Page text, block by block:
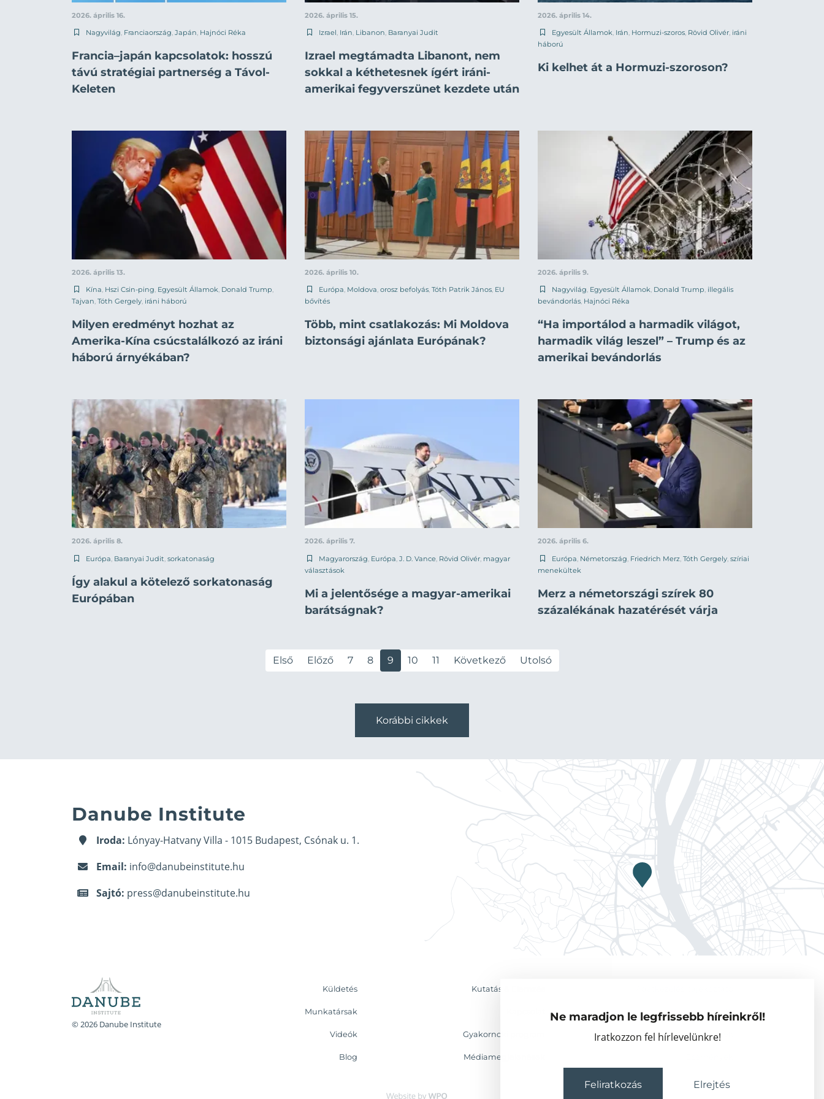
Ne maradjon le legfrissebb híreinkről!
Iratkozzon fel hírlevelünkre!
Feliratkozás Elrejtés
2026. április 16.
Nagyvilág Franciaország Japán Hajnóci Réka
Francia–japán kapcsolatok: hosszú
távú stratégiai partnerség a Távol-
Keleten
2026. április 15.
Izrael Irán Libanon Baranyai Judit
Izrael megtámadta Libanont, nem
sokkal a kéthetesnek ígért iráni-
amerikai fegyverszünet kezdete után
2026. április 14.
Egyesült Államok Irán Hormuzi-szoros Rövid Olivér iráni
háború
Ki kelhet át a Hormuzi-szoroson?
2026. április 13.
Kína, Hszi Csin-ping, Egyesült Államok, Donald Trump,
Tajvan, Tóth Gergely, iráni háború
Milyen eredményt hozhat az
Amerika-Kína csúcstalálkozó az iráni
háború árnyékában?
2026. április 10.
Európa, Moldova, orosz befolyás, Tóth Patrik János, EU
bővítés
Több, mint csatlakozás: Mi Moldova
biztonsági ajánlata Európának?
2026. április 9.
Nagyvilág, Egyesült Államok, Donald Trump, illegális
bevándorlás, Hajnóci Réka
“Ha importálod a harmadik világot,
harmadik világ leszel” – Trump és az
amerikai bevándorlás
2026. április 8.
Európa Baranyai Judit sorkatonaság
Így alakul a kötelező sorkatonaság
Európában
2026. április 7.
Magyarország Európa J. D. Vance Rövid Olivér magyar
választások
Mi a jelentősége a magyar-amerikai
barátságnak?
2026. április 6.
Európa Németország Friedrich Merz Tóth Gergely szíriai
menekültek
Merz a németországi szírek 80
százalékának hazatérését várja
Első Előző 7 8 9 10 11 Következő Utolsó
Korábbi cikkek
Danube Institute
Iroda: Lónyay-Hatvany Villa - 1015 Budapest, Csónak u. 1.
Email: info@danubeinstitute.hu
Sajtó: press@danubeinstitute.hu
© 2026 Danube Institute
Küldetés Kutatás & Elemzés
Munkatársak Vendégkutatók
Videók Gyakornoki program Partnerszervezetek
Blog Médiamegjelenések